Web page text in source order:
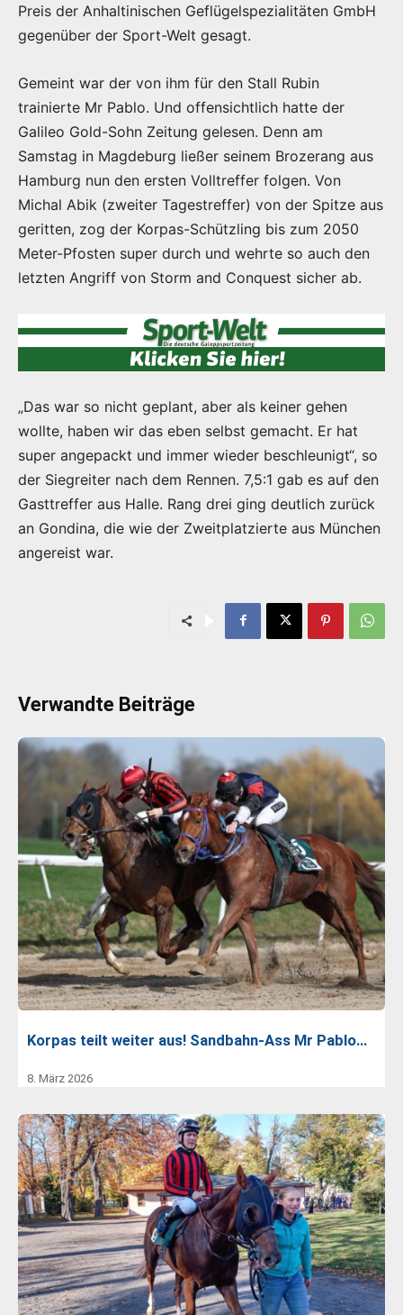
Preis der Anhaltinischen Geflügelspezialitäten GmbH
gegenüber der Sport-Welt gesagt.
Gemeint war der von ihm für den Stall Rubin
trainierte Mr Pablo. Und offensichtlich hatte der
Galileo Gold-Sohn Zeitung gelesen. Denn am
Samstag in Magdeburg ließer seinem Brozerang aus
Hamburg nun den ersten Volltreffer folgen. Von
Michal Abik (zweiter Tagestreffer) von der Spitze aus
geritten, zog der Korpas-Schützling bis zum 2050
Meter-Pfosten super durch und wehrte so auch den
letzten Angriff von Storm and Conquest sicher ab.
„Das war so nicht geplant, aber als keiner gehen
wollte, haben wir das eben selbst gemacht. Er hat
super angepackt und immer wieder beschleunigt“, so
der Siegreiter nach dem Rennen. 7,5:1 gab es auf den
Gasttreffer aus Halle. Rang drei ging deutlich zurück
an Gondina, die wie der Zweitplatzierte aus München
angereist war.
Verwandte Beiträge
Korpas teilt weiter aus! Sandbahn-Ass Mr Pablo…
8. März 2026